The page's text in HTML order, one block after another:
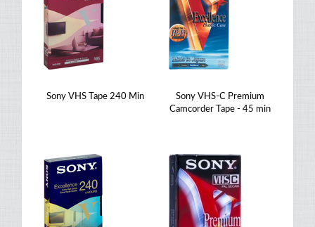
Sony VHS Tape 240 Min
Sony VHS-C Premium
Camcorder Tape - 45 min